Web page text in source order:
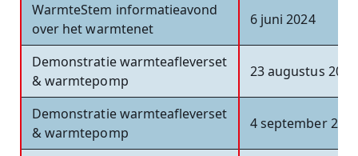
WarmteStem informatieavond
over het warmtenet
6 juni 2024
Demonstratie warmteafleverset
& warmtepomp
23 augustus 2024
Demonstratie warmteafleverset
& warmtepomp
4 september